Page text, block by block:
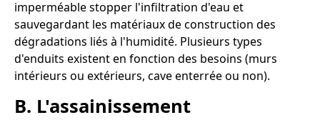
imperméable stopper l'infiltration d'eau et
sauvegardant les matériaux de construction des
dégradations liés à l'humidité. Plusieurs types
d'enduits existent en fonction des besoins (murs
intérieurs ou extérieurs, cave enterrée ou non).
B. L'assainissement